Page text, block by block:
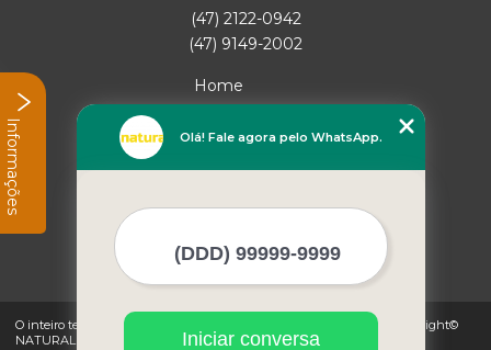
(47) 2122-0942
(47) 9149-2002
Home
Empresa
Missão
Mapa do site
O inteiro teor deste site está sujeito à proteção de direitos autorais. Copyright©
NATURAL GAS (Lei 9610 de 19/02/1998)
Olá! Fale agora pelo WhatsApp.
Iniciar conversa
Informações